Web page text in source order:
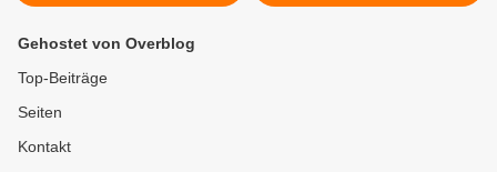
Gehostet von Overblog
Top-Beiträge
Seiten
Kontakt